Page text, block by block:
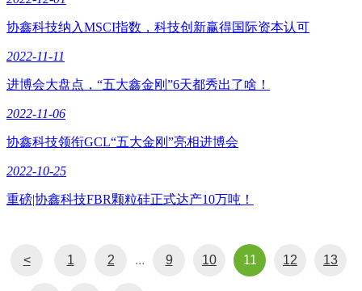
协鑫科技纳入MSCI指数，科技创新赢得国际资本认可
2022-11-11
进博会大盘点，“五大鑫金刚”6天都秀出了啥！
2022-11-06
协鑫科技领衔GCL“五大金刚”亮相进博会
2022-10-25
重磅|协鑫科技FBR颗粒硅正式达产10万吨！
< 1 2 ... 9 10 11 12 13